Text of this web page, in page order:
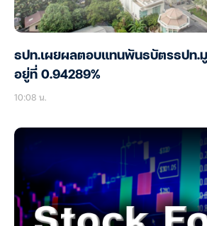
ธปท.เผยผลตอบแทนพันธบัตรธปท.
อยู่ที่ 0.94289%
10:08 น.